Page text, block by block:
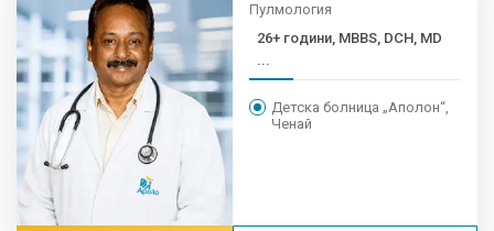
Пулмология
26+ години, MBBS, DCH, MD
...
Детска болница „Аполон“,
Ченай